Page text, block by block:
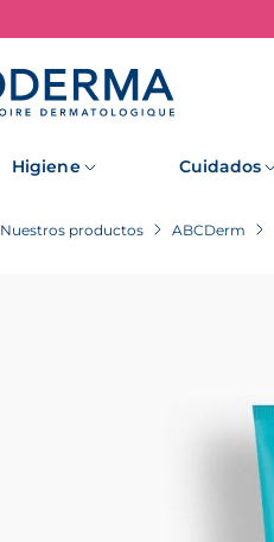
Higiene Cuidados
Nuestros productos ABCDerm